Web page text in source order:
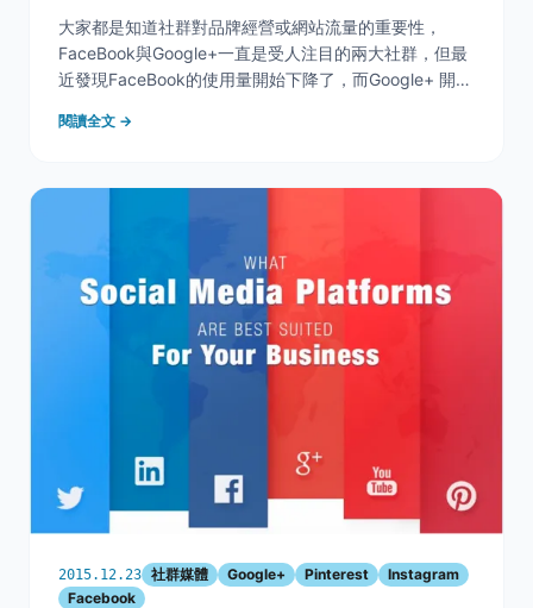
大家都是知道社群對品牌經營或網站流量的重要性，
FaceBook與Google+一直是受人注目的兩大社群，但最
近發現FaceBook的使用量開始下降了，而Google+ 開始
據調查，每月使用Google系列產品的人數已經超過500
閱讀全文 →
2015.12.23 社群媒體 Google+ Pinterest
Instagram
Facebook